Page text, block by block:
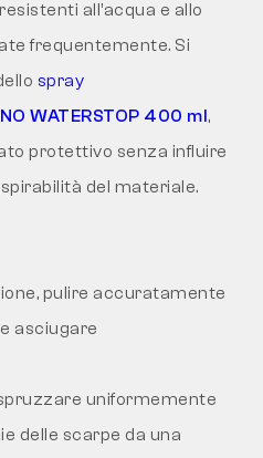
all’acqua e allo
frequentemente. Si
spray
WATERSTOP 400 ml,
protettivo senza influire
del materiale.
pulire accuratamente
asciugare
uniformemente
delle scarpe da una